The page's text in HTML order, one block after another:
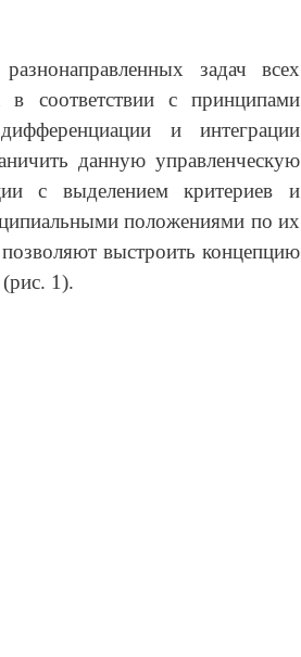
задач всех
в соответствии с принципами
и интеграции
данную управленческую
с выделением критериев и
положениями по их
выстроить концепцию
1).